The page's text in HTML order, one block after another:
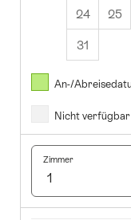
24 25
31
August
Sa So
1 2
7
12 13 14 15 16
An-/
Nicht verfügbar
Zimmer